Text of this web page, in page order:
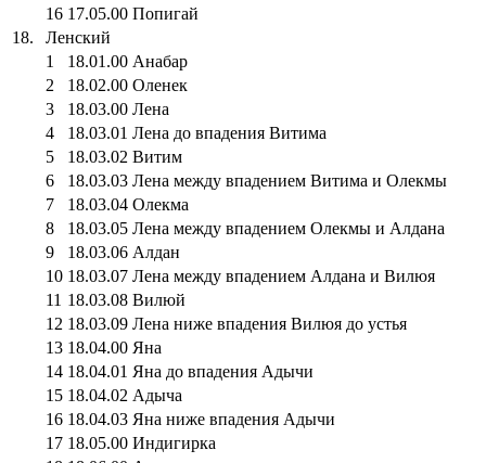
16 17.05.00 Попигай
18.
Ленский
1
18.01.00 Анабар
2
18.02.00 Оленек
3
18.03.00 Лена
4
18.03.01 Лена до впадения Витима
5
18.03.02 Витим
6
18.03.03 Лена между впадением Витима и Олекмы
7
18.03.04 Олекма
8
18.03.05 Лена между впадением Олекмы и Алдана
9
18.03.06 Алдан
10 18.03.07 Лена между впадением Алдана и Вилюя
11 18.03.08 Вилюй
12 18.03.09 Лена ниже впадения Вилюя до устья
13 18.04.00 Яна
14 18.04.01 Яна до впадения Адычи
15 18.04.02 Адыча
16 18.04.03 Яна ниже впадения Адычи
17 18.05.00 Индигирка